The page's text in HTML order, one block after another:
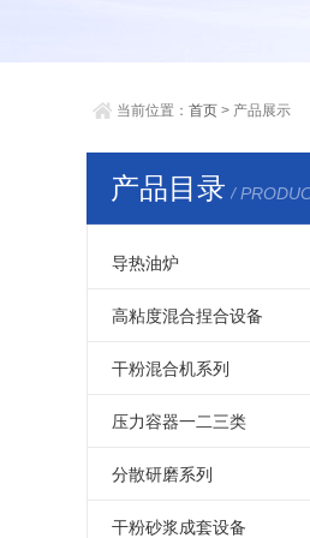
当前位置： 首页 > 产品展示
产品目录 /
导热油炉
高粘度混合捏合设备
干粉混合机系列
压力容器一二三类
分散研磨系列
干粉砂浆成套设备